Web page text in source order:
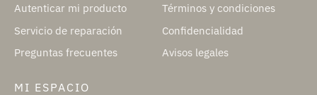
Autenticar mi producto
Servicio de reparación
Preguntas frecuentes
Términos y condiciones
Confidencialidad
Avisos legales
MI ESPACIO